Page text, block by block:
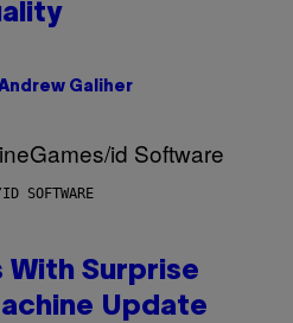
Galiher
SOFTWARE
With Surprise
Update